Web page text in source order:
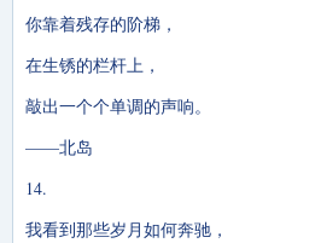
你靠着残存的阶梯，
在生锈的栏杆上，
敲出一个个单调的声响。
——北岛
14.
我看到那些岁月如何奔驰，